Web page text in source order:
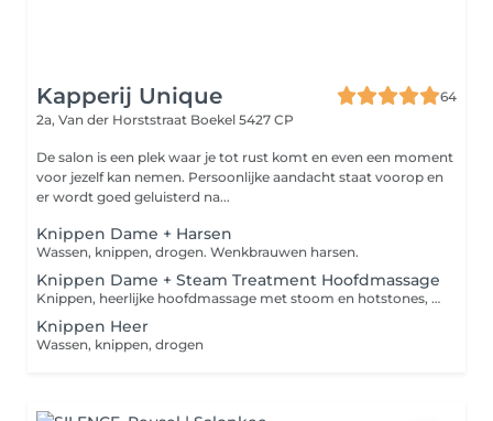
Kapperij Unique
64
2a, Van der Horststraat Boekel 5427 CP
De salon is een plek waar je tot rust komt en even een moment
voor jezelf kan nemen. Persoonlijke aandacht staat voorop en
er wordt goed geluisterd na...
Knippen Dame + Harsen
Wassen, knippen, drogen. Wenkbrauwen harsen.
Knippen Dame + Steam Treatment Hoofdmassage
Knippen, heerlijke hoofdmassage met stoom en hotstones, Drogen
Knippen Heer
Wassen, knippen, drogen